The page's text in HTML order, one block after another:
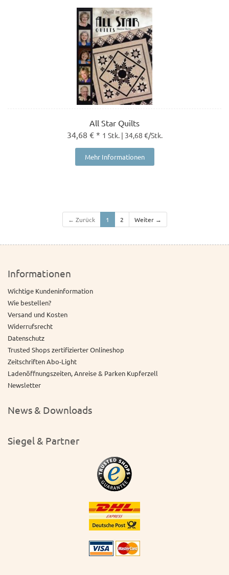
All Star Quilts
34,68 € * 1 Stk. | 34,68 €/Stk.
Mehr Informationen
← Zurück 1 2 Weiter →
Informationen
Wichtige Kundeninformation
Wie bestellen?
Versand und Kosten
Widerrufsrecht
Datenschutz
Trusted Shops zertifizierter Onlineshop
Zeitschriften Abo-Light
Ladenöffnungszeiten, Anreise & Parken Kupferzell
Newsletter
News & Downloads
Siegel & Partner